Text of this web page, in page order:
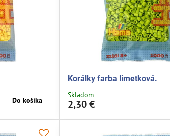
Do košíka
Korálky farba limetková.
Skladom
2,30 €